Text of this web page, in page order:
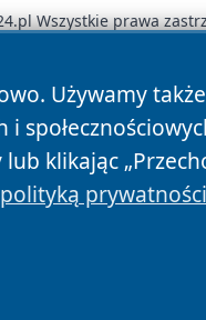
Używamy
klikając
polityką prywatności
Wszystkie prawa
Polityka